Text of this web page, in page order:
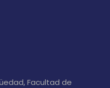
Facultad de